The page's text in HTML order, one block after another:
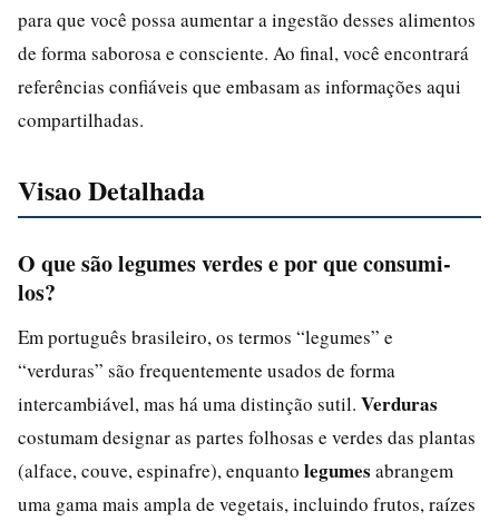
para que você possa aumentar a ingestão desses alimentos
de forma saborosa e consciente. Ao final, você encontrará
referências confiáveis que embasam as informações aqui
compartilhadas.
Visao Detalhada
O que são legumes verdes e por que consumi-
los?
Em português brasileiro, os termos “legumes” e
“verduras” são frequentemente usados de forma
intercambiável, mas há uma distinção sutil. Verduras
costumam designar as partes folhosas e verdes das plantas
(alface, couve, espinafre), enquanto legumes abrangem
uma gama mais ampla de vegetais, incluindo frutos, raízes